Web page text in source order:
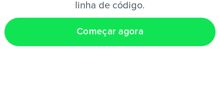
linha de código.
Começar agora